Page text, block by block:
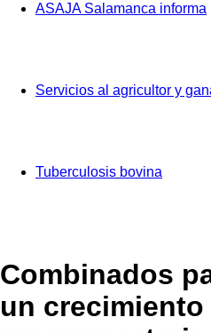
ASAJA Salamanca informa
Servicios al agricultor y
Tuberculosis bovina
Combinados
un crecimiento